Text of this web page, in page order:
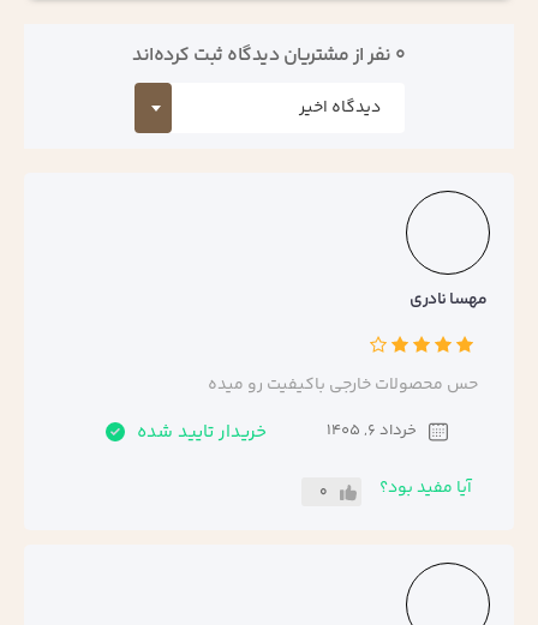
0 نفر از مشتریان دیدگاه ثبت کرده‌اند
مهسا نادری
حس محصولات خارجی باکیفیت رو میده
خرداد 6, 1405 خریدار تایید شده
آیا مفید بود؟ 0